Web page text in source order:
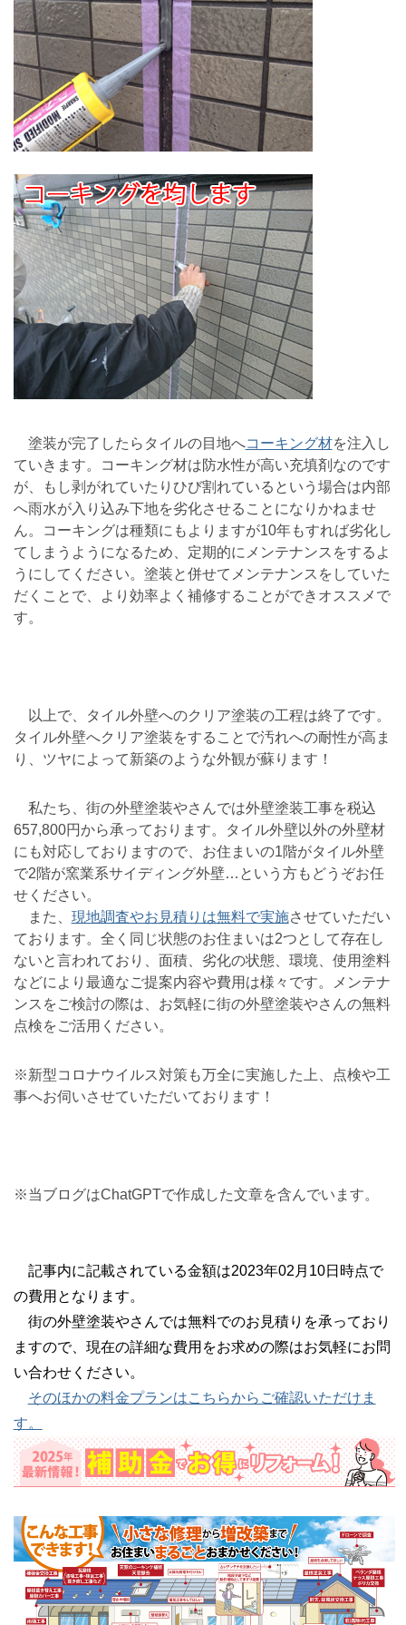
塗装が完了したらタイルの目地へコーキング材を注入し
ていきます。コーキング材は防水性が高い充填剤なのです
が、もし剥がれていたりひび割れているという場合は内部
へ雨水が入り込み下地を劣化させることになりかねませ
ん。コーキングは種類にもよりますが10年もすれば劣化し
てしまうようになるため、定期的にメンテナンスをするよ
うにしてください。塗装と併せてメンテナンスをしていた
だくことで、より効率よく補修することができオススメで
す。
以上で、タイル外壁へのクリア塗装の工程は終了です。
タイル外壁へクリア塗装をすることで汚れへの耐性が高ま
り、ツヤによって新築のような外観が蘇ります！
私たち、街の外壁塗装やさんでは外壁塗装工事を税込
657,800円から承っております。タイル外壁以外の外壁材
にも対応しておりますので、お住まいの1階がタイル外壁
で2階が窯業系サイディング外壁…という方もどうぞお任
せください。
また、 現地調査やお見積りは無料で実施させていただい
ております。全く同じ状態のお住まいは2つとして存在し
ないと言われており、面積、劣化の状態、環境、使用塗料
などにより最適なご提案内容や費用は様々です。メンテナ
ンスをご検討の際は、お気軽に街の外壁塗装やさんの無料
点検をご活用ください。
※新型コロナウイルス対策も万全に実施した上、点検や工
事へお伺いさせていただいております！
※当ブログはChatGPTで作成した文章を含んでいます。
記事内に記載されている金額は2023年02月10日時点で
の費用となります。
街の外壁塗装やさんでは無料でのお見積りを承っており
ますので、現在の詳細な費用をお求めの際はお気軽にお問
い合わせください。
そのほかの料金プランはこちらからご確認いただけま
す。